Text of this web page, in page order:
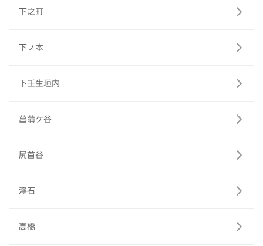
下之町
下ノ本
下壬生垣内
菖蒲ケ谷
尻首谷
濘石
高橋